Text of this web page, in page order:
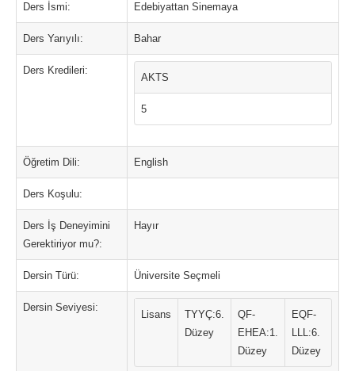
Ders İsmi: Edebiyattan Sinemaya
Ders Yarıyılı: Bahar
Ders Kredileri:
AKTS
5
Öğretim Dili: English
Ders Koşulu:
Ders İş Deneyimini
Gerektiriyor mu?:
Hayır
Dersin Türü: Üniversite Seçmeli
Dersin Seviyesi:
Lisans
TYYÇ:6.
Düzey
QF-
EHEA:1.
Düzey
EQF-
LLL:6.
Düzey